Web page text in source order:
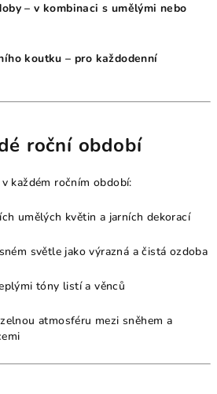
– v kombinaci s umělými nebo
koutku – pro každodenní
roční období
každém ročním období:
umělých květin a jarních dekorací
světle jako výrazná a čistá ozdoba
tóny listí a věnců
atmosféru mezi sněhem a